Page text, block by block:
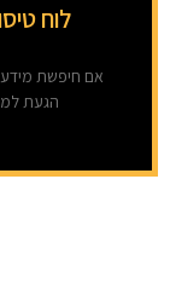
לוח טיסות
הגעת